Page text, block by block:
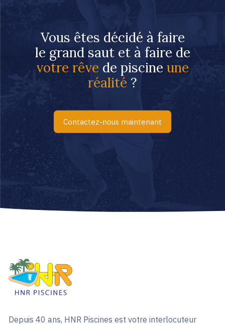
Vous êtes décidé à faire
le grand saut et à faire de
votre rêve de piscine une
réalité ?
Contactez-nous maintenant
Depuis 40 ans, HNR Piscines est votre interlocuteur